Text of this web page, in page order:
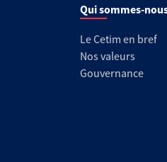
Qui sommes-
Le Cetim en bref
Nos valeurs
Gouvernance